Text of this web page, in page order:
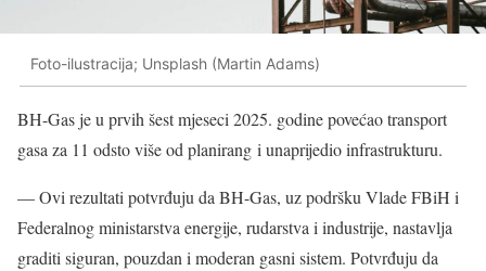
Foto-ilustracija; Unsplash (Martin Adams)
BH-Gas je u prvih šest mjeseci 2025. godine povećao transport
gasa za 11 odsto više od planirang i unaprijedio infrastrukturu.
— Ovi rezultati potvrđuju da BH-Gas, uz podršku Vlade FBiH i
Federalnog ministarstva energije, rudarstva i industrije, nastavlja
graditi siguran, pouzdan i moderan gasni sistem. Potvrđuju da